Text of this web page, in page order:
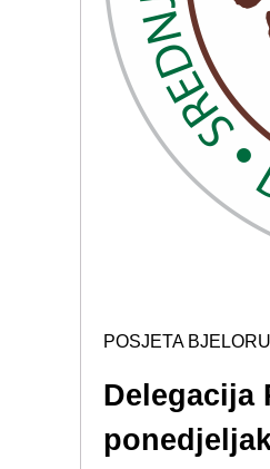
POSJETA
Delegacija